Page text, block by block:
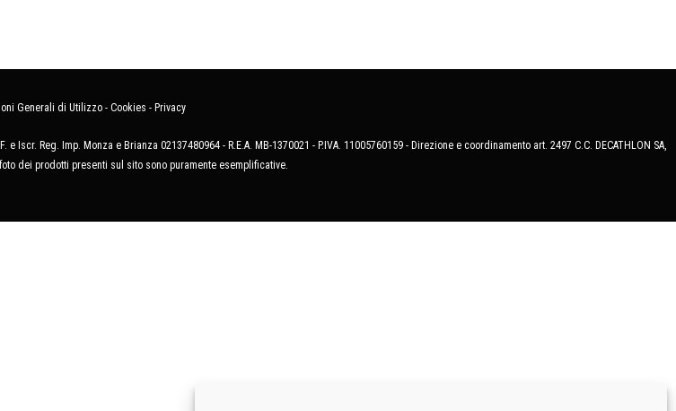
Generali di Utilizzo - Cookies - Privacy
Iscr. Reg. Imp. Monza e Brianza 02137480964 - R.E.A. MB-1370021 - P.IVA. 11005760159 - Direzione e coordinamento art. 2497 C.C. DECATHLON SA,
dei prodotti presenti sul sito sono puramente esemplificative.